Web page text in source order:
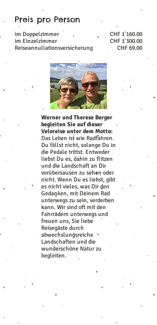
Preis pro Person
im Doppelzimmer
im Einzelzimmer
Reiseannullationsversicherung
CHF 1'160.00
CHF 1'300.00
CHF 69.00
Werner und Therese Berger
begleiten Sie auf dieser
Veloreise unter dem Motto:
Das Leben ist wie Radfahren.
Du fällst nicht, solange Du in
die Pedale trittst. Entweder
liebst Du es, dahin zu flitzen
und die Landschaft an Dir
vorübersausen zu sehen oder
nicht. Wenn Du es liebst, gibt
es nicht vieles, was Dir den
Gedanken, mit Deinem Rad
unterwegs zu sein, verderben
kann. Wir sind oft mit den
Fahrrädern unterwegs und
freuen uns, Sie liebe
Reisegäste durch
abwechslungsreiche
Landschaften und die
wunderschöne Natur zu
begleiten.